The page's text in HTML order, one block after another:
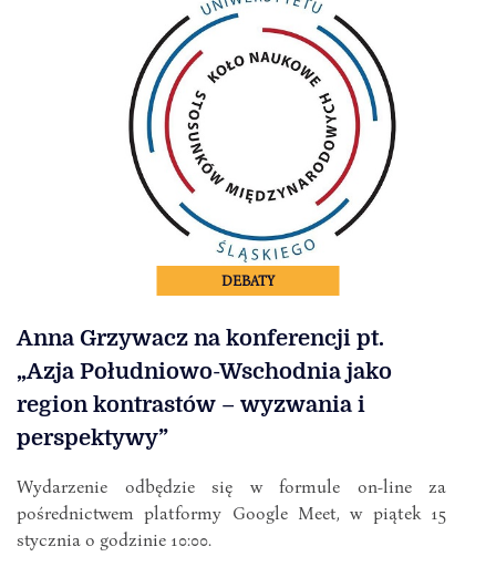
DEBATY
Anna Grzywacz na konferencji pt.
„Azja Południowo-Wschodnia jako
region kontrastów – wyzwania i
perspektywy”
Wydarzenie odbędzie się w formule on-line za
pośrednictwem platformy Google Meet, w piątek 15
stycznia o godzinie 10:00.